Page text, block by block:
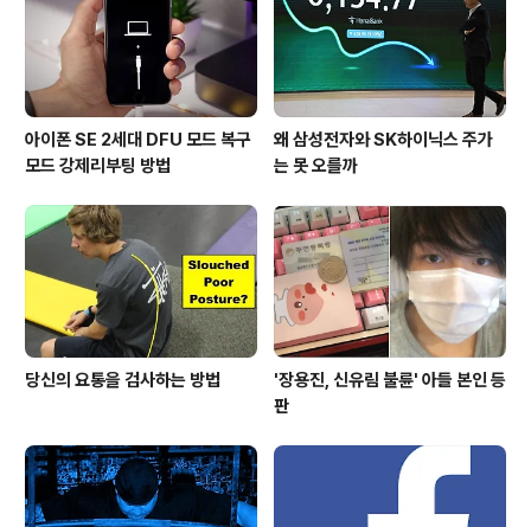
아이폰 SE 2세대 DFU 모드 복구
모드 강제리부팅 방법
왜 삼성전자와 SK하이닉스 주가
는 못 오를까
당신의 요통을 검사하는 방법
'장용진, 신유림 불륜' 아들 본인 등
판